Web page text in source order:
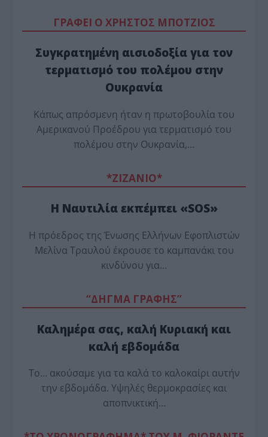
ΓΡΑΦΕΙ Ο ΧΡΗΣΤΟΣ ΜΠΟΤΖΙΟΣ
Συγκρατημένη αισιοδοξία για τον
τερματισμό του πολέμου στην
Ουκρανία
Κάπως απρόσμενη ήταν η πρωτοβουλία του
Αμερικανού Προέδρου για τερματισμό του
πολέμου στην Ουκρανία,…
*ZΙΖΑΝΙΟ*
Η Ναυτιλία εκπέμπει «SOS»
Η πρόεδρος της Ένωσης Ελλήνων Εφοπλιστών
Μελίνα Τραυλού έ­κρουσε το καμπανάκι του
κινδύνου για…
“ΔΗΓΜΑ ΓΡΑΦΗΣ”
Καλημέρα σας, καλή Κυριακή και
καλή εβδομάδα
Το… ακούσαμε για τα καλά το καλοκαίρι αυτήν
την εβδομάδα. Υψηλές θερμοκρασίες και
αποπνικτική…